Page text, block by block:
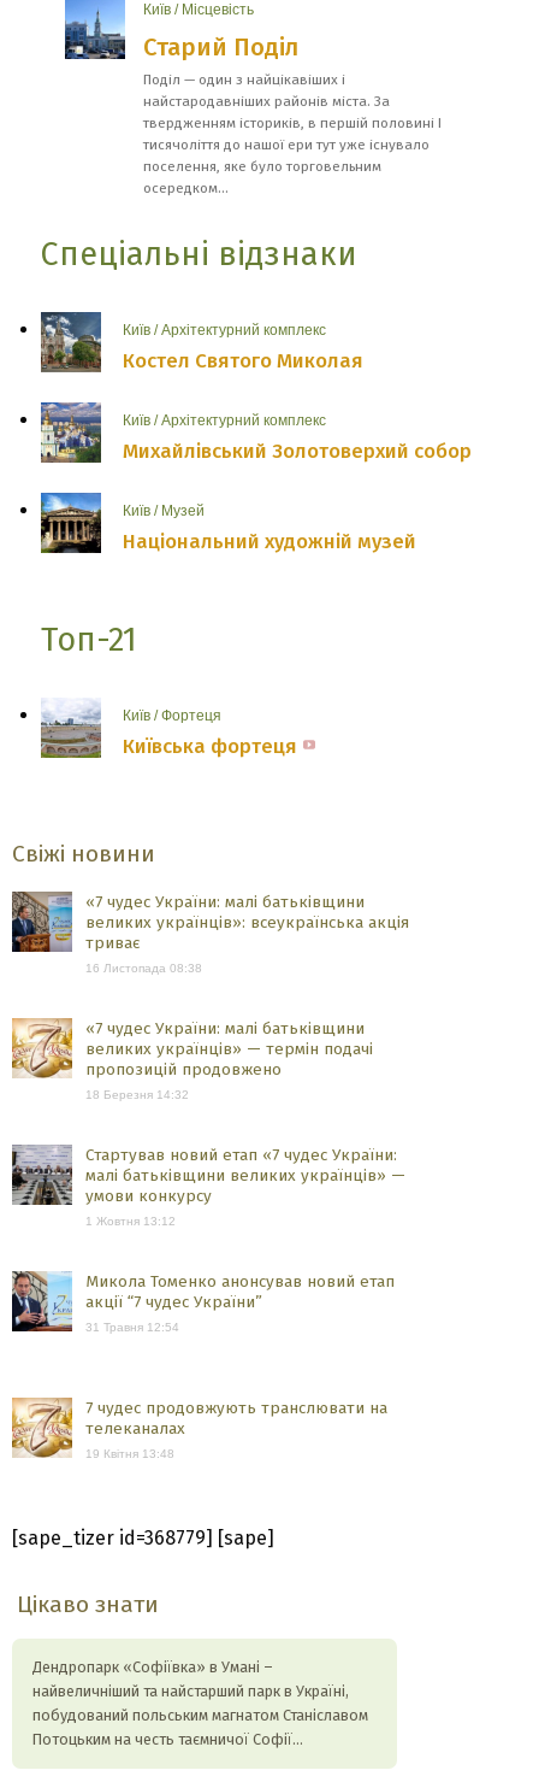
Київ / Місцевість
Старий Поділ
Поділ — один з найцікавіших і
найстародавніших районів міста. За
твердженням істориків, в першій половині І
тисячоліття до нашої ери тут уже існувало
поселення, яке було торговельним
осередком...
Спеціальні відзнаки
Київ /Архітектурний комплекс
Костел Святого Миколая
Київ /Архітектурний комплекс
Михайлівський Золотоверхий собор
Київ / Музей
Національний художній музей
Топ-21
Київ /Фортеця
Київська фортеця
Свіжі новини
«7 чудес України: малі батьківщини
великих українців»: всеукраїнська акція
триває
16 Листопада 08:38
«7 чудес України: малі батьківщини
великих українців» — термін подачі
пропозицій продовжено
18 Березня 14:32
Стартував новий етап «7 чудес України:
малі батьківщини великих українців» —
умови конкурсу
1 Жовтня 13:12
Микола Томенко анонсував новий етап
акції “7 чудес України”
31 Травня 12:54
7 чудес продовжують транслювати на
телеканалах
19 Квітня 13:48
[sape_tizer id=368779] [sape]
Цікаво знати
Дендропарк «Софіївка» в Умані –
найвеличніший та найстарший парк в Україні,
побудований польським магнатом Станіславом
Потоцьким на честь таємничої Софії…